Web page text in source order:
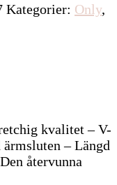
Kategorier: Only,
kvalitet – V-
– Längd
återvunna